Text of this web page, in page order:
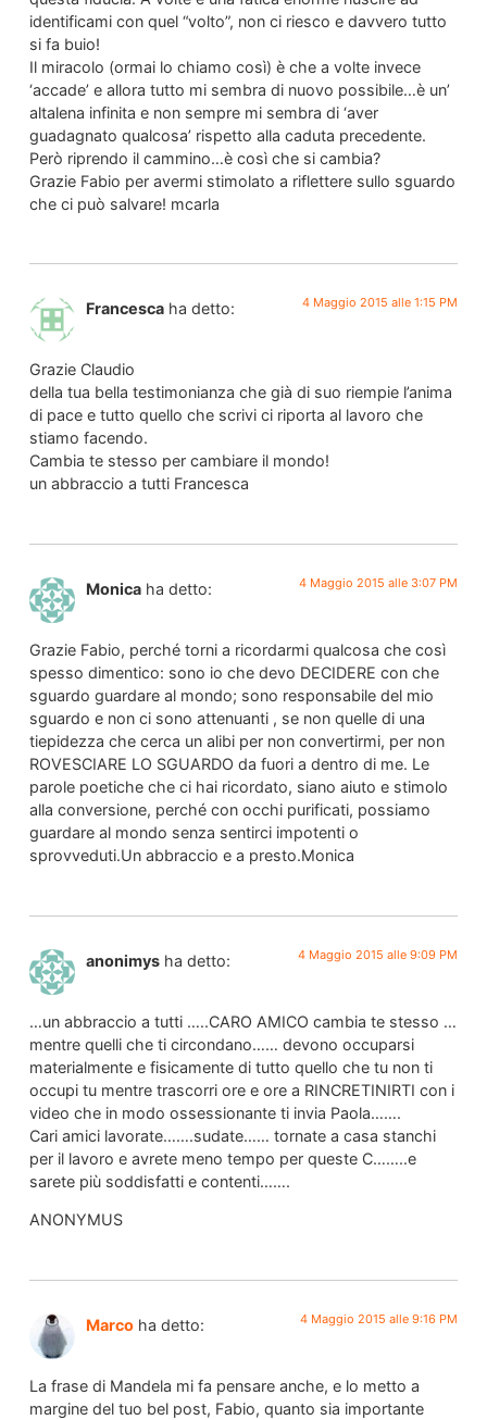
identificami con quel “volto”, non ci riesco e davvero tutto
si fa buio!
Il miracolo (ormai lo chiamo così) è che a volte invece
‘accade’ e allora tutto mi sembra di nuovo possibile…è un’
altalena infinita e non sempre mi sembra di ‘aver
guadagnato qualcosa’ rispetto alla caduta precedente.
Però riprendo il cammino…è così che si cambia?
Grazie Fabio per avermi stimolato a riflettere sullo sguardo
che ci può salvare! mcarla
Francesca ha detto: 4 Maggio 2015 alle 1:15 PM
Grazie Claudio
della tua bella testimonianza che già di suo riempie l’anima
di pace e tutto quello che scrivi ci riporta al lavoro che
stiamo facendo.
Cambia te stesso per cambiare il mondo!
un abbraccio a tutti Francesca
Monica ha detto: 4 Maggio 2015 alle 3:07 PM
Grazie Fabio, perché torni a ricordarmi qualcosa che così
spesso dimentico: sono io che devo DECIDERE con che
sguardo guardare al mondo; sono responsabile del mio
sguardo e non ci sono attenuanti , se non quelle di una
tiepidezza che cerca un alibi per non convertirmi, per non
ROVESCIARE LO SGUARDO da fuori a dentro di me. Le
parole poetiche che ci hai ricordato, siano aiuto e stimolo
alla conversione, perché con occhi purificati, possiamo
guardare al mondo senza sentirci impotenti o
sprovveduti.Un abbraccio e a presto.Monica
anonimys ha detto: 4 Maggio 2015 alle 9:09 PM
…un abbraccio a tutti …..CARO AMICO cambia te stesso …
mentre quelli che ti circondano…… devono occuparsi
materialmente e fisicamente di tutto quello che tu non ti
occupi tu mentre trascorri ore e ore a RINCRETINIRTI con i
video che in modo ossessionante ti invia Paola…….
Cari amici lavorate…….sudate…… tornate a casa stanchi
per il lavoro e avrete meno tempo per queste C……..e
sarete più soddisfatti e contenti…….
ANONYMUS
Marco ha detto: 4 Maggio 2015 alle 9:16 PM
La frase di Mandela mi fa pensare anche, e lo metto a
margine del tuo bel post, Fabio, quanto sia importante